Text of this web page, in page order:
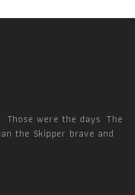
Those were the days. The
the Skipper brave and